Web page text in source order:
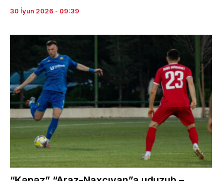
30 İyun 2026 - 09:39